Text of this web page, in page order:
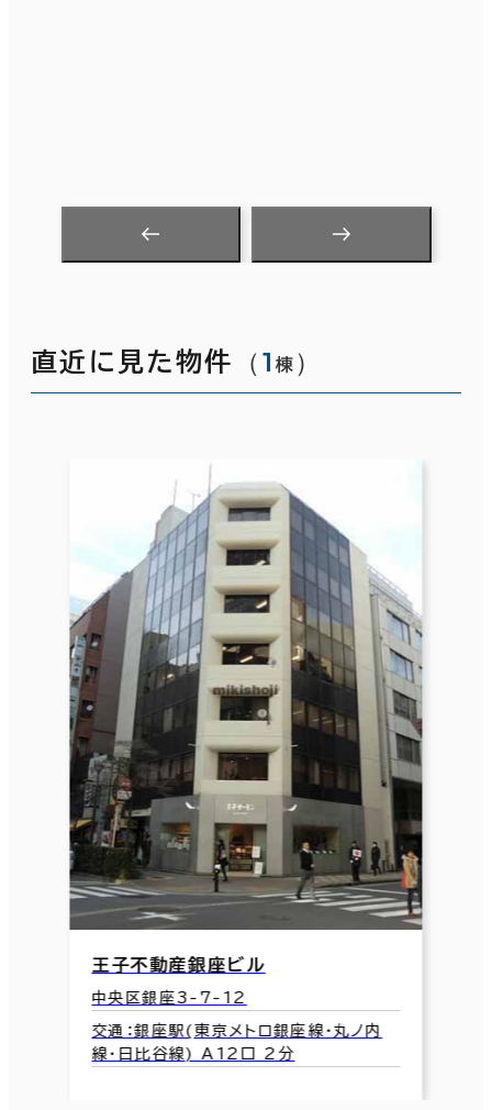
直近に見た物件 （1 棟 ）
王子不動産銀座ビル
中央区銀座3-7-12
交通：銀座駅(東京メトロ銀座線･丸ノ内
線･日比谷線) A12口 2分